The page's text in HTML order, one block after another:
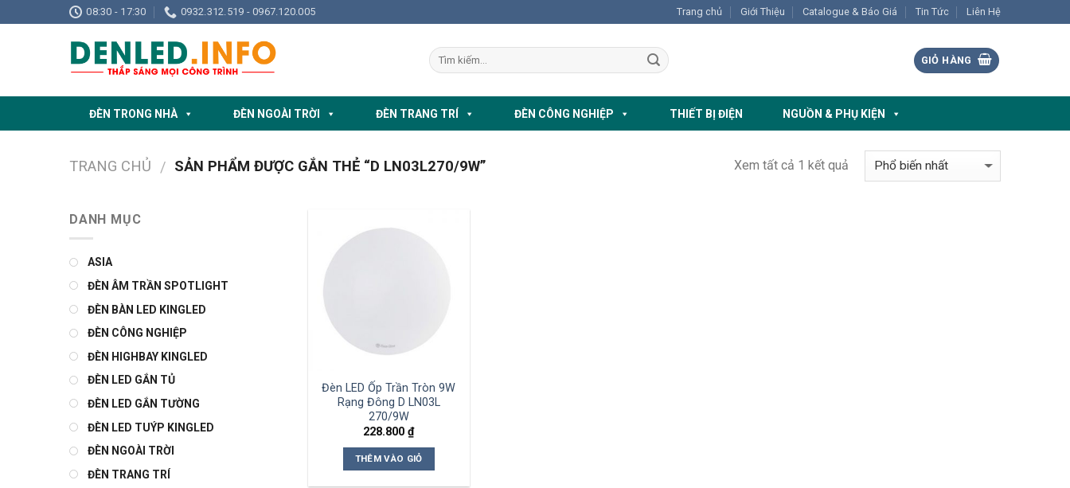
to
08:30 - 17:30 0932.312.519 - 0967.120.005 Trang chủ Giới Thiệu Catalogue & Báo Giá Tin Tức Liên Hệ
GIỎ HÀNG
ĐÈN TRONG NHÀ ĐÈN NGOÀI TRỜI ĐÈN TRANG TRÍ ĐÈN CÔNG NGHIỆP THIẾT BỊ ĐIỆN NGUỒN & PHỤ KIỆN
TRANG CHỦ / SẢN PHẨM ĐƯỢC GẮN THẺ “D LN03L270/9W” Xem tất cả 1 kết quả
DANH MỤC
ASIA
ĐÈN ÂM TRẦN SPOTLIGHT
ĐÈN BÀN LED KINGLED
ĐÈN CÔNG NGHIỆP
ĐÈN HIGHBAY KINGLED
ĐÈN LED GẮN TỦ
ĐÈN LED GẮN TƯỜNG
ĐÈN LED TUÝP KINGLED
ĐÈN NGOÀI TRỜI
ĐÈN TRANG TRÍ
Đèn LED Ốp Trần Tròn 9W
Rạng Đông D LN03L
270/9W
228.800₫
THÊM VÀO GIỎ